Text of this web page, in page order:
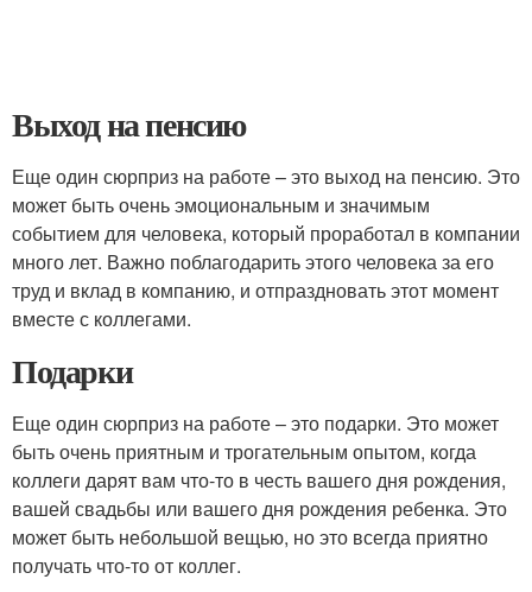
Выход на пенсию
Еще один сюрприз на работе – это выход на пенсию. Это
может быть очень эмоциональным и значимым
событием для человека, который проработал в компании
много лет. Важно поблагодарить этого человека за его
труд и вклад в компанию, и отпраздновать этот момент
вместе с коллегами.
Подарки
Еще один сюрприз на работе – это подарки. Это может
быть очень приятным и трогательным опытом, когда
коллеги дарят вам что-то в честь вашего дня рождения,
вашей свадьбы или вашего дня рождения ребенка. Это
может быть небольшой вещью, но это всегда приятно
получать что-то от коллег.